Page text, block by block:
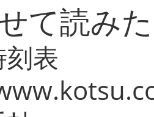
て読み
表